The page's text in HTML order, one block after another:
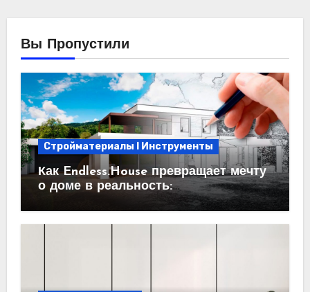
Вы Пропустили
Стройматериалы l Инструменты
Как Endless.House превращает мечту
о доме в реальность:
проектирование под ключ